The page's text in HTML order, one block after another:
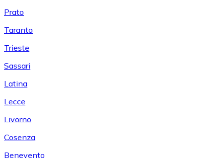
Prato
Taranto
Trieste
Sassari
Latina
Lecce
Livorno
Cosenza
Benevento